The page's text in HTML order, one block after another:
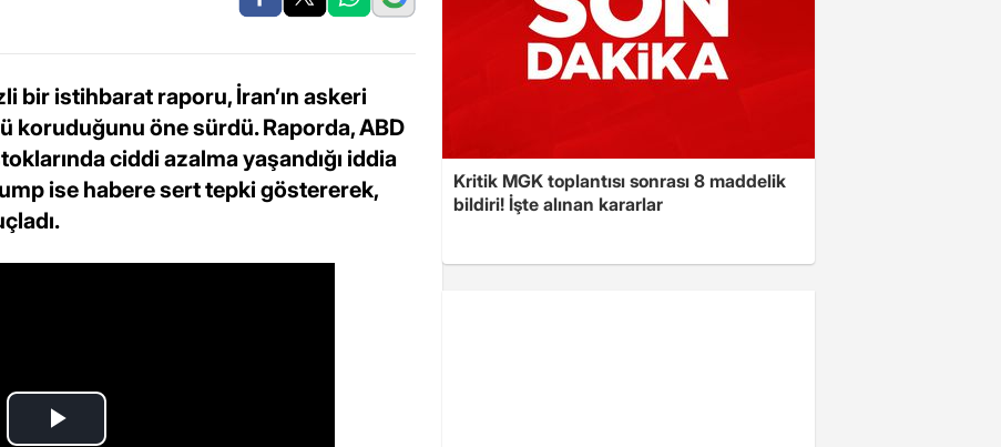
bir istihbarat raporu, İran’ın askeri
koruduğunu öne sürdü. Raporda, ABD
ciddi azalma yaşandığı iddia
ise habere sert tepki göstererek,
Kritik MGK toplantısı sonrası 8 maddelik
bildiri! İşte alınan kararlar